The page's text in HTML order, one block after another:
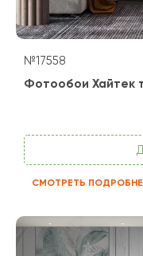
№17558
Фотообои Хайтек
СМОТРЕТЬ